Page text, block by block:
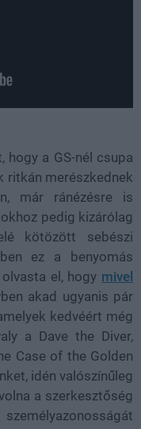
hogy a GS-nél csupa
ritkán merészkednek
már ránézésre is
pedig kizárólag
kötözött sebészi
ez a benyomás
el, hogy mivel
akad ugyanis pár
kedvéért még
a Dave the Diver,
Case of the Golden
idén valószínűleg
a szerkesztőség